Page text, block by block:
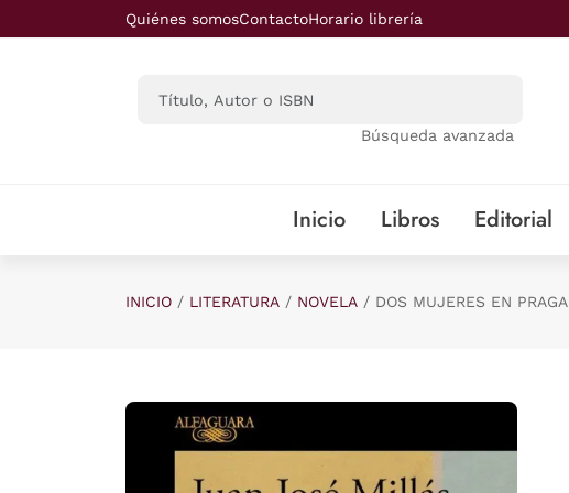
Saltar al contenido principal
Quiénes somosContactoHorario librería
Búsqueda avanzada
Inicio Libros Editorial
INICIO LITERATURA NOVELA DOS MUJERES EN PRAGA